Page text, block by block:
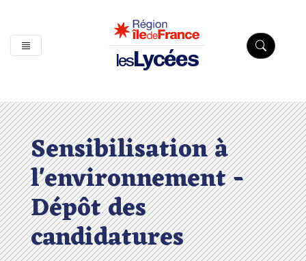
lesLycées
Sensibilisation à
l'environnement -
Dépôt des
candidatures